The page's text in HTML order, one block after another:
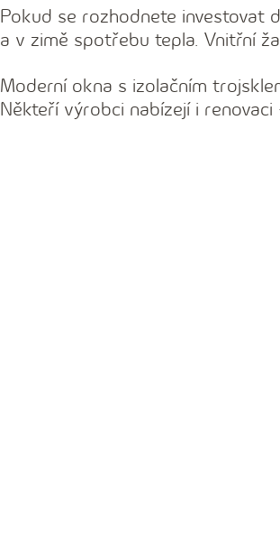
Pokud se rozhodnete investovat
a v zimě spotřebu tepla. Vnitřní
Moderní okna s izolačním
Někteří výrobci nabízejí i